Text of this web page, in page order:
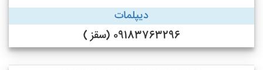
دیپلمات
09183763296 (سقز )